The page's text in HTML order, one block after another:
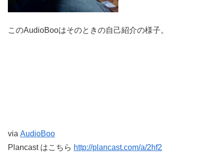
このAudioBooはそのときの自己紹介の様子。
via AudioBoo
Plancast はこちら http://plancast.com/a/2hf2